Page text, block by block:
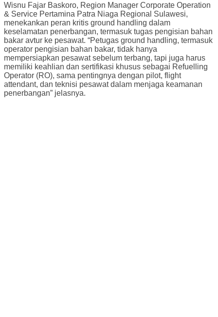
Wisnu Fajar Baskoro, Region Manager Corporate Operation
& Service Pertamina Patra Niaga Regional Sulawesi,
menekankan peran kritis ground handling dalam
keselamatan penerbangan, termasuk tugas pengisian bahan
bakar avtur ke pesawat. “Petugas ground handling, termasuk
operator pengisian bahan bakar, tidak hanya
mempersiapkan pesawat sebelum terbang, tapi juga harus
memiliki keahlian dan sertifikasi khusus sebagai Refuelling
Operator (RO), sama pentingnya dengan pilot, flight
attendant, dan teknisi pesawat dalam menjaga keamanan
penerbangan” jelasnya.